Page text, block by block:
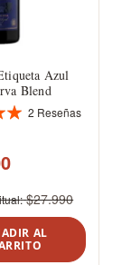
Azul
Blend
2 Reseñas
$27.990
AL